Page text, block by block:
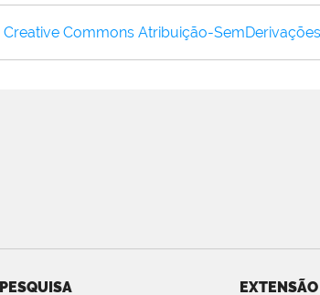
Creative Commons Atribuição-
PESQUISA EXTENSÃO